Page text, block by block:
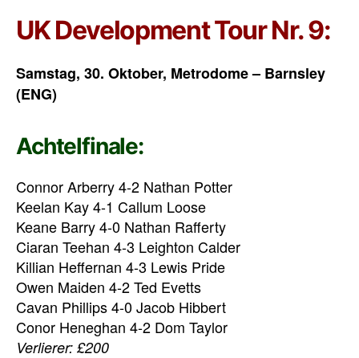
UK Development Tour Nr. 9:
Samstag, 30. Oktober, Metrodome – Barnsley
(ENG)
Achtelfinale:
Connor Arberry 4-2 Nathan Potter
Keelan Kay 4-1 Callum Loose
Keane Barry 4-0 Nathan Rafferty
Ciaran Teehan 4-3 Leighton Calder
Killian Heffernan 4-3 Lewis Pride
Owen Maiden 4-2 Ted Evetts
Cavan Phillips 4-0 Jacob Hibbert
Conor Heneghan 4-2 Dom Taylor
Verlierer: £200